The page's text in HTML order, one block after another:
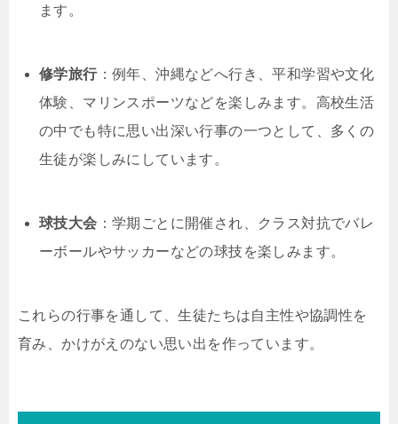
ます。
修学旅行：例年、沖縄などへ行き、平和学習や文化
体験、マリンスポーツなどを楽しみます。高校生活
の中でも特に思い出深い行事の一つとして、多くの
生徒が楽しみにしています。
球技大会 ：学期ごとに開催され、クラス対抗でバレ
ーボールやサッカーなどの球技を楽しみます。
これらの行事を通して、生徒たちは自主性や協調性を
育み、かけがえのない思い出を作っています。